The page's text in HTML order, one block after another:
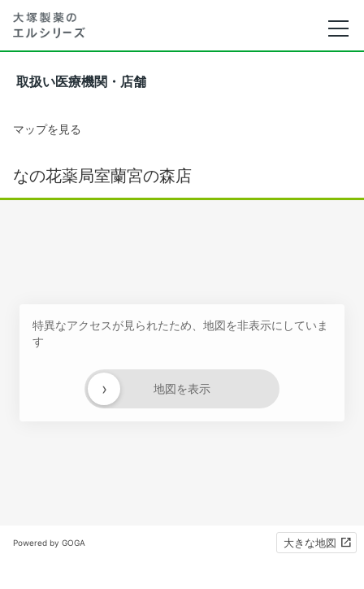
取扱い医療機関・店舗
マップを見る
なの花薬局室蘭宮の森店
特異なアクセスが見られたため、地図を非表示にしていま
す
地図を表示
›
Powered by GOGA 大きな地図